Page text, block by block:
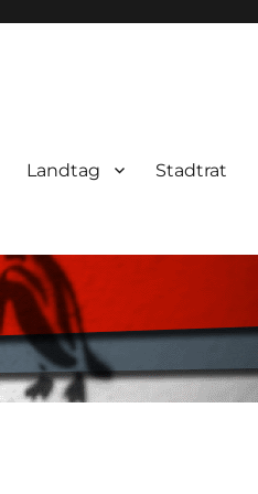
Landtag Stadtrat